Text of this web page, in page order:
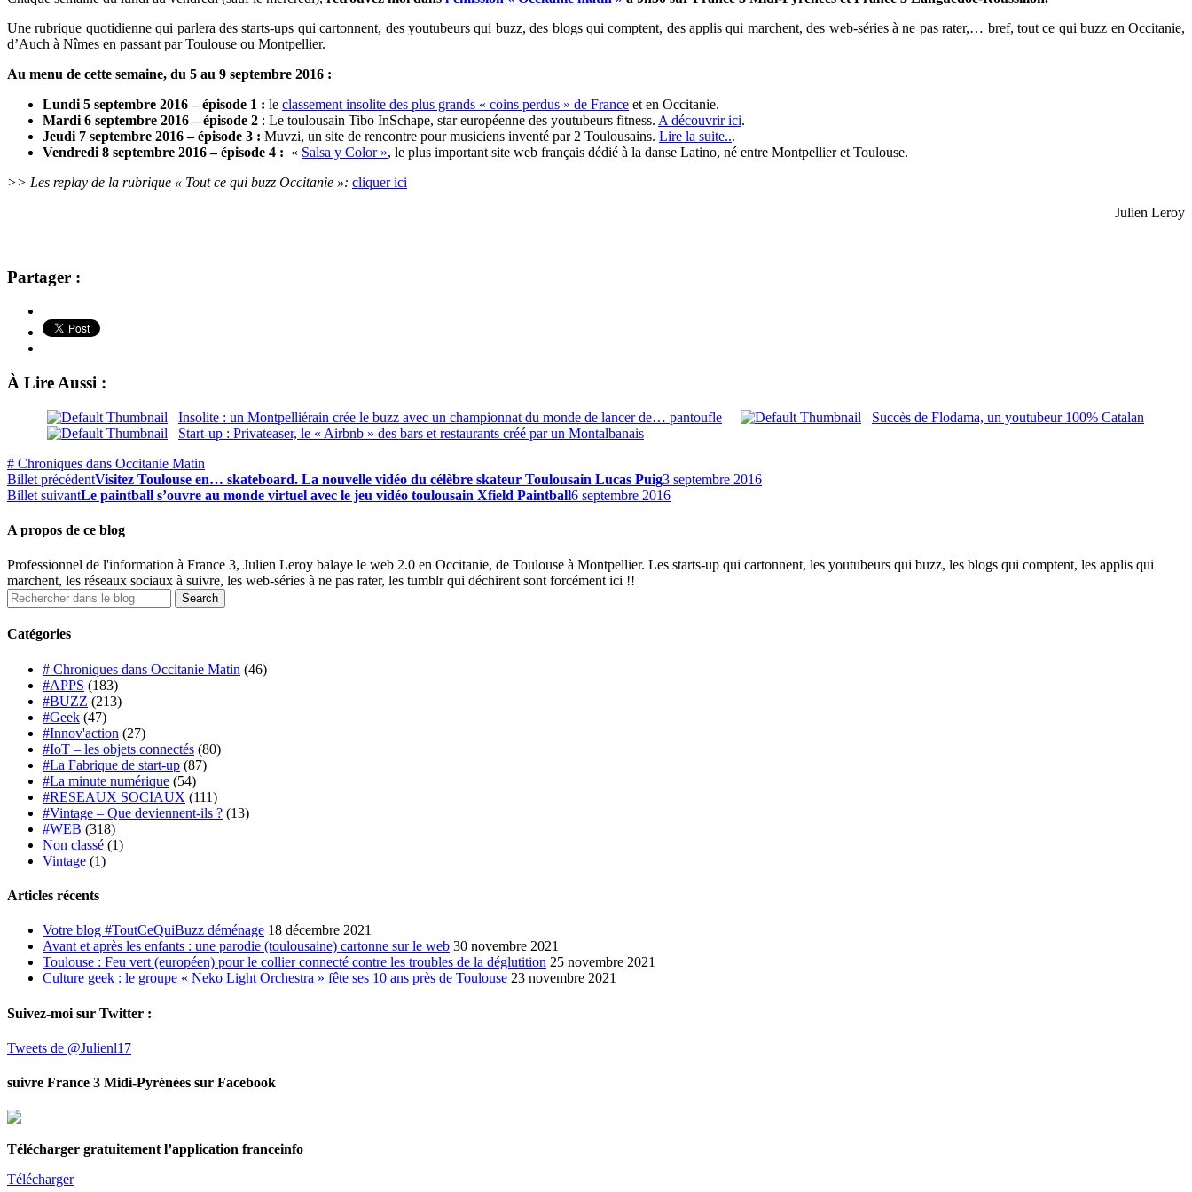
Une rubrique quotidienne qui parlera desstarts-ups qui cartonnent, des youtubeurs qui buzz, des blogs qui comptent, des applis qui marchent, des web-séries à ne pas rater,… bref, tout ce qui buzz en Occitanie,
d’Auch à Nîmes en passant par Toulouse ou Montpellier.
Au menu de cette semaine, du 5 au 9 septembre 2016 :
Lundi 5 septembre 2016 – épisode 1 : le classement insolite des plus grands « coins perdus » de France et en Occitanie.
Mardi 6 septembre 2016 –épisode 2 : Le toulousain Tibo InSchape, star européenne des youtubeurs fitness. A découvrir ici.
Jeudi 7 septembre 2016 – épisode 3 : Muvzi, un site de rencontre pour musiciens inventé par 2 Toulousains. Lire la suite...
Vendredi 8 septembre 2016 – épisode 4 : « Salsa y Color », le plus important site web français dédié à la danse Latino, né entre Montpellier et Toulouse.
>> Les replay de la rubrique « Tout ce qui buzz Occitanie »: cliquer ici
Julien Leroy
Partager :
À Lire Aussi :
Insolite : un Montpelliérain crée le buzz avec un championnat du monde de lancer de… pantoufle
Succès de Flodama, un youtubeur 100% Catalan
Start-up : Privateaser, le « Airbnb » des bars et restaurants créé par un Montalbanais
# Chroniques dans Occitanie Matin
Billet précédentVisitez Toulouse en… skateboard. La nouvelle vidéo du célèbre skateur Toulousain Lucas Puig3 septembre 2016
Billet suivantLe paintball s’ouvre au monde virtuel avec le jeu vidéo toulousain Xfield Paintball6 septembre 2016
A propos de ce blog
Professionnel de l'information à France 3, Julien Leroy balaye le web 2.0 en Occitanie, de Toulouse à Montpellier. Les starts-up qui cartonnent, les youtubeurs qui buzz, les blogs qui comptent, les applis qui
marchent, les réseaux sociaux à suivre, les web-séries à ne pas rater, les tumblr qui déchirent sont forcément ici !!
Catégories
# Chroniques dans Occitanie Matin (46)
#APPS (183)
#BUZZ (213)
#Geek (47)
#Innov'action (27)
#IoT – les objets connectés (80)
#La Fabrique de start-up (87)
#La minute numérique (54)
#RESEAUX SOCIAUX (111)
#Vintage – Que deviennent-ils ? (13)
#WEB (318)
Non classé (1)
Vintage (1)
Articles récents
Votre blog #ToutCeQuiBuzz déménage 18 décembre 2021
Avant et après les enfants : une parodie (toulousaine) cartonne sur le web 30 novembre 2021
Toulouse : Feu vert (européen) pour le collier connecté contre les troubles de la déglutition 25 novembre 2021
Culture geek : le groupe « Neko Light Orchestra » fête ses 10 ans près de Toulouse 23 novembre 2021
Suivez-moi sur Twitter :
Tweets de @Julienl17
suivre France 3 Midi-Pyrénées sur Facebook
Télécharger gratuitement l’application franceinfo
Télécharger